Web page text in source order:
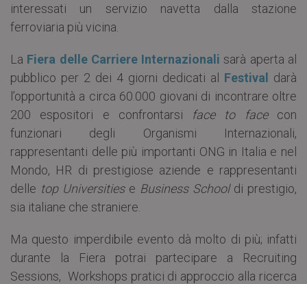
interessati un servizio navetta dalla stazione
ferroviaria più vicina.
La Fiera delle Carriere Internazionali sarà aperta al
pubblico per 2 dei 4 giorni dedicati al Festival darà
l’opportunità a circa 60.000 giovani di incontrare oltre
200 espositori e confrontarsi face to facecon
funzionari degli Organismi Internazionali,
rappresentanti delle più importanti ONG in Italia e nel
Mondo, HR di prestigiose aziende e rappresentanti
delle top Universitiese Business Schooldi prestigio,
sia italiane che straniere.
Ma questo imperdibile evento dà molto di più; infatti
durante la Fiera potrai partecipare a Recruiting
Sessions, Workshops pratici di approccio alla ricerca